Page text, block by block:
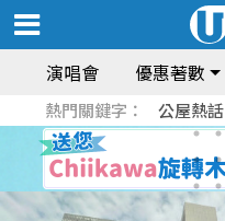
演唱會 優惠著數
熱門關鍵字： 公屋熱話